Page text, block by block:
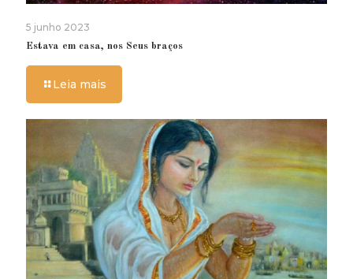
5 junho 2023
Estava em casa, nos Seus braços
Leia mais